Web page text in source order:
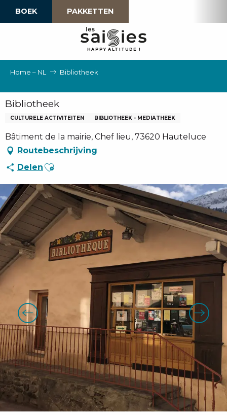
BOEK PAKKETTEN
HAPPY ALTI TU D E !
Home – NL Bibliotheek
Bibliotheek
CULTURELE ACTIVITEITEN BIBLIOTHEEK - MEDIATHEEK
Bâtiment de la mairie, Chef lieu, 73620 Hauteluce
Routebeschrijving
Delen Ajouter aux favoris